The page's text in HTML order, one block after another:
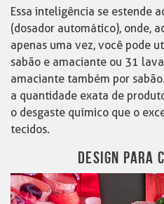
Essa inteligência se estende
(dosador automático), onde,
apenas uma vez, você pode
sabão e amaciante ou 31
amaciante também por
a quantidade exata de
o desgaste químico que o
tecidos.
DESIGN PARA